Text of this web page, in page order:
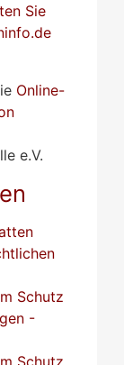
Sie
Online-
e.V.
Schutz
-
Schutz